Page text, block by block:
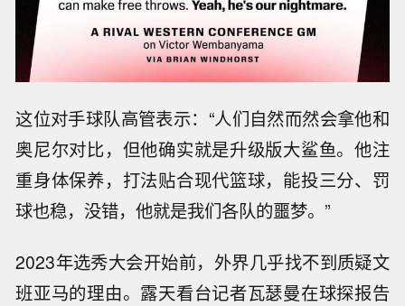
这位对手球队高管表示：“人们自然而然会拿他和
奥尼尔对比，但他确实就是升级版大鲨鱼。他注
重身体保养，打法贴合现代篮球，能投三分、罚
球也稳，没错，他就是我们各队的噩梦。”
2023年选秀大会开始前，外界几乎找不到质疑文
班亚马的理由。露天看台记者瓦瑟曼在球探报告